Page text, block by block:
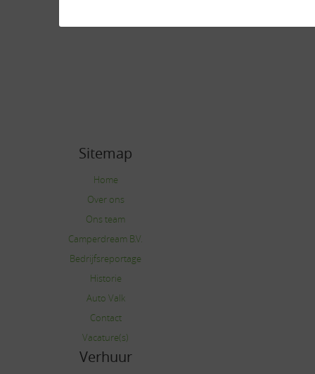
Sitemap
Home
Over ons
Ons team
Camperdream B.V.
Bedrijfsreportage
Historie
Auto Valk
Contact
Vacature(s)
Verhuur